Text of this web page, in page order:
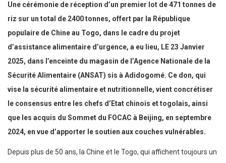
Une cérémonie de réception d’un premier lot de 471 tonnes de
riz sur un total de 2400 tonnes, offert par la République
populaire de Chine au Togo, dans le cadre du projet
d’assistance alimentaire d’urgence, a eu lieu, LE 23 Janvier
2025, dans l’enceinte du magasin de l’Agence Nationale de la
Sécurité Alimentaire (ANSAT) sis à Adidogomé. Ce don, qui
vise la sécurité alimentaire et nutritionnelle, vient concrétiser
le consensus entre les chefs d’Etat chinois et togolais, ainsi
que les acquis du Sommet du FOCAC à Beijing, en septembre
2024, en vue d’apporter le soutien aux couches vulnérables.
Depuis plus de 50 ans, la Chine et le Togo, qui affichent toujours un